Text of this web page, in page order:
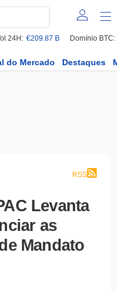
24H: €209.87 B Domínio BTC:
do Mercado Destaques
RSS
Levanta
as
Mandato